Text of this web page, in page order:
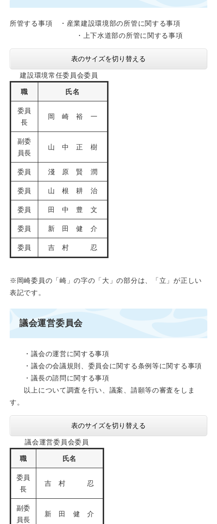
所管する事項 ・産業建設環境部の所管に関する事項
・上下水道部の所管に関する事項
表のサイズを切り替える
建設環境常任委員会委員
職 氏名
委員
長
岡 崎 裕 一
副委
員長
山 中 正 樹
委員 淺 原 賢 潤
委員 山 根 耕 治
委員 田 中 豊 文
委員 新 田 健 介
委員 吉 村 忍
※岡崎委員の「崎」の字の「大」の部分は、「立」が正しい
表記です。
議会運営委員会
・議会の運営に関する事項
・議会の会議規則、委員会に関する条例等に関する事項
・議長の諮問に関する事項
以上について調査を行い、議案、請願等の審査をしま
す。
表のサイズを切り替える
議会運営委員会委員
職 氏名
委員
長
吉 村 忍
副委
員長
新 田 健 介